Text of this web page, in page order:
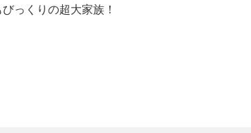
っくりの超大家族！